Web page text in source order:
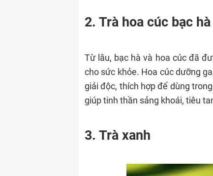
2. Trà hoa cúc bạc hà
Từ lâu, bạc hà và hoa cúc đã
cho sức khỏe. Hoa cúc dưỡng
giải độc, thích hợp để dùng
giúp tinh thần sảng khoái, tiêu
3. Trà xanh